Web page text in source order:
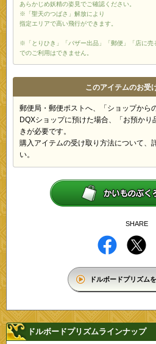
あらかじめ妖精の姿見でご確認ください。
※「聖天のつばさ」解放により
指定エリアで高い飛行ができます。
※「とりひき」「バザー出品」「郵便」「店に売
でのご利用はできません。
このアイテムのお受
郵便局・郵便ポストへ、「ショップから
DQXショップに預けた場合、「お預か
きが必要です。
購入アイテムの受け取り方法について、
い。
SHARE
ドルボードプリズム
ドルボードプリズムラインナップ